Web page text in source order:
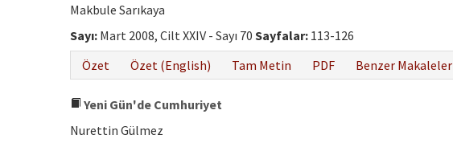
Makbule Sarıkaya
Sayı: Mart 2008, Cilt XXIV - Sayı 70 Sayfalar: 113-126
Özet
Özet (English) Tam Metin PDF Benzer Makaleler
Yeni Gün'de Cumhuriyet
Nurettin Gülmez